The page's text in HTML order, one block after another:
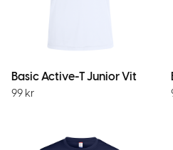
Basic Active-T Junior Vit
99 kr